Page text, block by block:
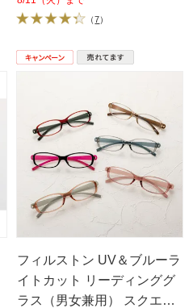
（7）
フィルストン UV＆ブルーラ
イトカット リーディンググ
ラス（男女兼用） スクエア